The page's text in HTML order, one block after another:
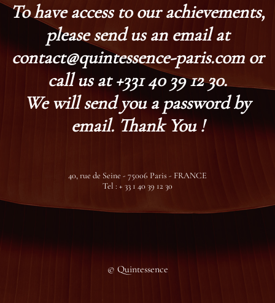
To have access to our achievements,
please send us an email at
contact@quintessence-paris.com or
call us at +331 40 39 12 30.
We will send you a password by
email. Thank You !
40, rue de Seine - 75006 Paris - FRANCE
Tel : + 33 1 40 39 12 30
© Quintessence